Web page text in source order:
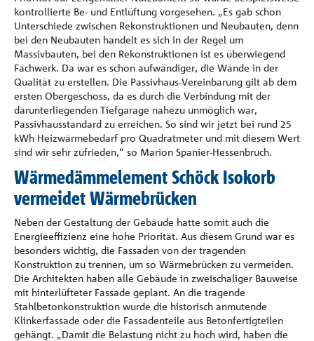
kontrollierte Be- und Entlüftung vorgesehen. „Es gab schon
Unterschiede zwischen Rekonstruktionen und Neubauten, denn
bei den Neubauten handelt es sich in der Regel um
Massivbauten, bei den Rekonstruktionen ist es überwiegend
Fachwerk. Da war es schon aufwändiger, die Wände in der
Qualität zu erstellen. Die Passivhaus-Vereinbarung gilt ab dem
ersten Obergeschoss, da es durch die Verbindung mit der
darunterliegenden Tiefgarage nahezu unmöglich war,
Passivhausstandard zu erreichen. So sind wir jetzt bei rund 25
kWh Heizwärmebedarf pro Quadratmeter und mit diesem Wert
sind wir sehr zufrieden,“ so Marion Spanier-Hessenbruch.
Wärmedämmelement Schöck Isokorb
vermeidet Wärmebrücken
Neben der Gestaltung der Gebäude hatte somit auch die
Energieeffizienz eine hohe Priorität. Aus diesem Grund war es
besonders wichtig, die Fassaden von der tragenden
Konstruktion zu trennen, um so Wärmebrücken zu vermeiden.
Die Architekten haben alle Gebäude in zweischaliger Bauweise
mit hinterlüfteter Fassade geplant. An die tragende
Stahlbetonkonstruktion wurde die historisch anmutende
Klinkerfassade oder die Fassadenteile aus Betonfertigteilen
gehängt. „Damit die Belastung nicht zu hoch wird, haben die